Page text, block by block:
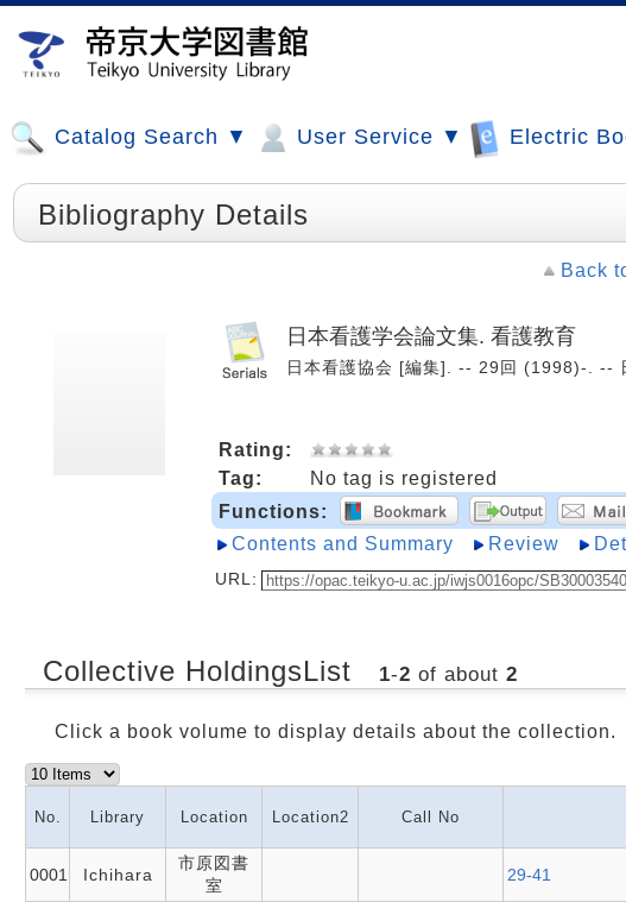
Catalog Search ▼ User Service ▼ Electric
Bibliography Details
Back
日本看護学会論文集. 看護教育
日本看護協会 [編集]. -- 29回 (1998)-. --
Rating:
Tag:
No tag is registered
Functions:
Contents and Summary
Review
URL:
Collective HoldingsList 1-2 of about 2
Click a book volume to display details about the collection.
No. Library Location Location2 Call No
0001 Ichihara
市原図書
室
29-41